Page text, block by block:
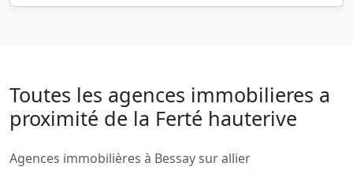
Toutes les agences immobilieres a
proximité de la Ferté hauterive
Agences immobilières à Bessay sur allier